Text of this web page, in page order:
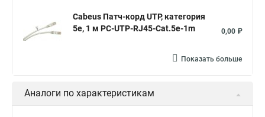
Cabeus Патч-корд UTP, категория
5e, 1 м PC-UTP-RJ45-Cat.5e-1m
0,00 ₽
Показать больше
Аналоги по характеристикам